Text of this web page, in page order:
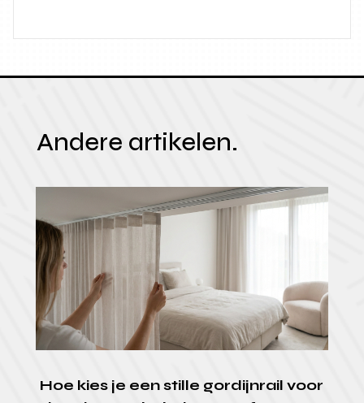
Andere artikelen.
Hoe kies je een stille gordijnrail voor